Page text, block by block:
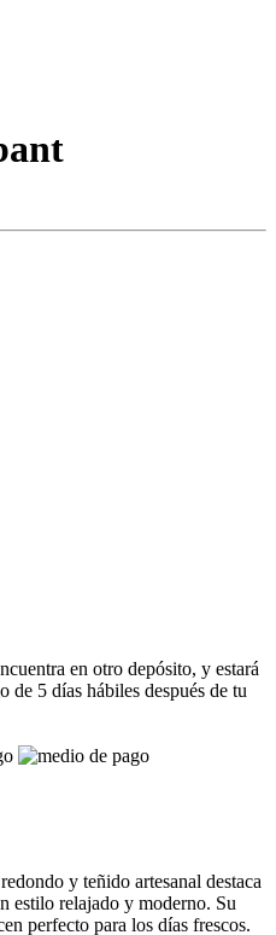
en otro depósito, y estará
de 5 días hábiles después de tu
y teñido artesanal destaca
estilo relajado y moderno. Su
perfecto para los días frescos.